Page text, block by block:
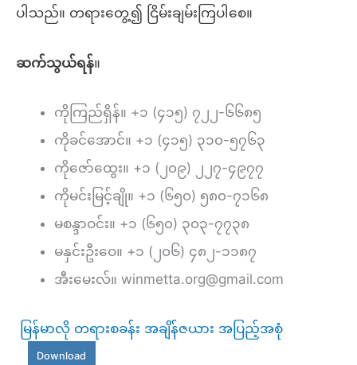
ပါသည်။ တရားတွေ့၍ ငြိမ်းချမ်းကြပါစေ။
ဆက်သွယ်ရန်။
ကိုကြည်ရှိန်။ +၁ (၄၁၅) ၇၂၂-၆၆၈၅
ကိုခင်အောင်။ +၁ (၄၁၅) ၃၁၀-၅၇၆၃
ကိုဇော်ထွေး။ +၁ (၂၀၉) ၂၂၇-၄၉၇၇
ကိုမင်းမြင့်ချို။ +၁ (၆၅၀) ၅၈၀-၇၁၆၈
မစန္ဒာဝင်း။ +၁ (၆၅၀) ၃၀၃-၇၇၃၈
မနှင်းဦးဝေ။ +၁ (၂၀၆) ၄၈၂-၁၁၈၇
အီးမေးလ်။ winmetta.org@gmail.com
မြန်မာလို တရားစခန်း အချိန်ဇယား အပြည့်အစုံ
Download